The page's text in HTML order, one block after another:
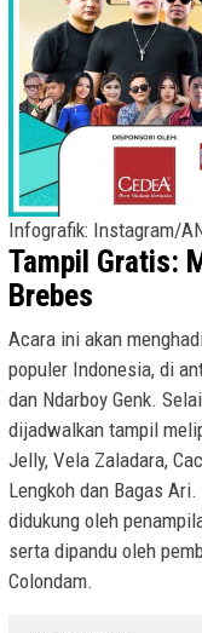
Infografik: Instagram/
Tampil Gratis:
Brebes
Acara ini akan
populer Indonesia, di
dan Ndarboy Genk.
dijadwalkan tampil
Jelly, Vela Zaladara,
Lengkoh dan Bagas
didukung oleh
serta dipandu oleh
Colondam.